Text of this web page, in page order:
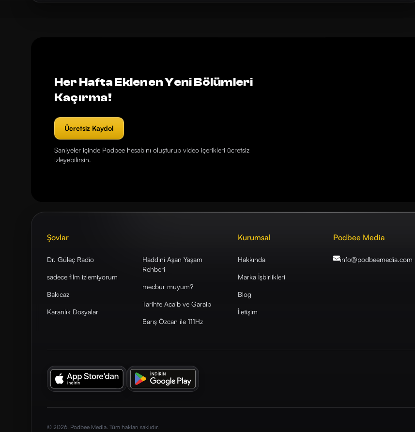
Her Hafta Eklenen Yeni Bölümleri
Kaçırma!
Ücretsiz Kaydol
Saniyeler içinde Podbee hesabını oluşturup video içerikleri ücretsiz
izleyebilirsin.
Şovlar
Dr. Güleç Radio
sadece film izlemiyorum
Bakıcaz
Karanlık Dosyalar
Haddini Aşan Yaşam
Rehberi
mecbur muyum?
Tarihte Acaib ve Garaib
Barış Özcan ile 111Hz
Kurumsal
Hakkında
Marka İşbirlikleri
Blog
İletişim
Podbee Media
info@podbeemedia.com
© 2026. Podbee Media. Tüm hakları saklıdır.